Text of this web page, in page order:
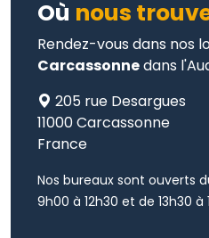
Où nous
Rendez-vous dans nos
Carcassonnedans
205 rue Desargues
11000 Carcassonne
France
Nos bureaux sont ouverts
9h00 à 12h30 et de 13h30 à